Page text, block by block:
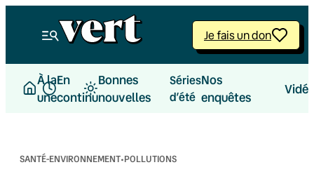
Je fais un don
À la
une
En
continu
Bonnes
nouvelles
Séries
d’été
Nos
enquêtes
SANTÉ-ENVIRONNEMENT·POLLUTIONS